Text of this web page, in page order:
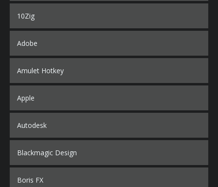
10Zig
Adobe
Amulet Hotkey
Apple
Autodesk
Blackmagic Design
Boris FX